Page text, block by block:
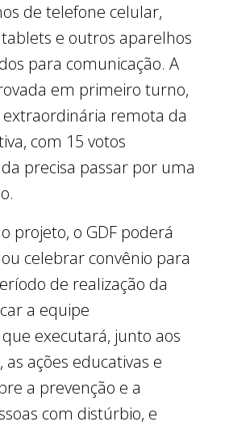
de telefone celular,
e outros aparelhos
para comunicação. A
em primeiro turno,
remota da
com 15 votos
precisa passar por uma
projeto, o GDF poderá
celebrar convênio para
de realização da
a equipe
executará, junto aos
as ações educativas e
a prevenção e a
com distúrbio, e